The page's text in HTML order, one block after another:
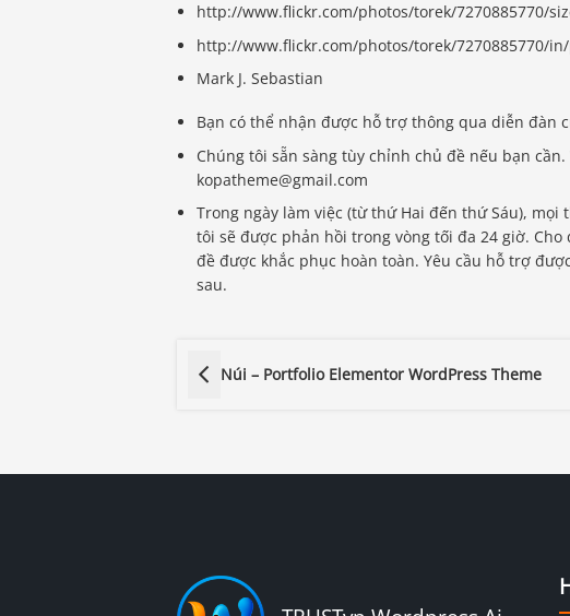
http://www.flickr.com/photos/torek/7270885770/
http://www.flickr.com/photos/torek/7270885770/
Mark J. Sebastian
Bạn có thể nhận được hỗ trợ thông qua diễn đàn
Chúng tôi sẵn sàng tùy chỉnh chủ đề nếu bạn
kopatheme@gmail.com
Trong ngày làm việc (từ thứ Hai đến thứ Sáu),
tôi sẽ được phản hồi trong vòng tối đa 24 giờ.
đề được khắc phục hoàn toàn. Yêu cầu hỗ trợ
sau.
Núi – Portfolio Elementor WordPress Theme